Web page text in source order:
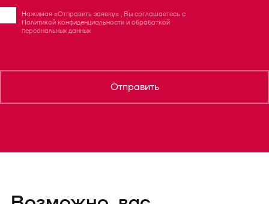
Нажимая «Отправить заявку» , Вы соглашаетесь с
Политикой конфиденциальности и обработкой
персональных данных
Отправить